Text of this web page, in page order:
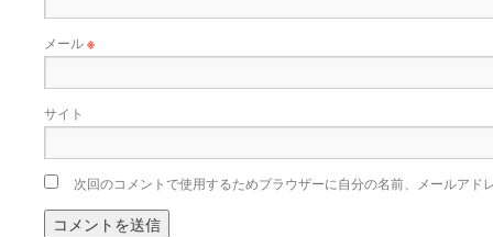
メール※
サイト
次回のコメントで使用するためブラウザーに自分の名前、メールアド